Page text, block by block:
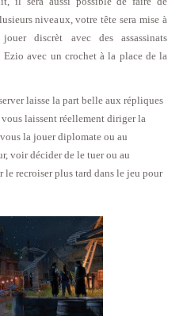
niveaux, votre tête sera mise à
discrèt avec des assassinats
avec un crochet à la place de la
laisse la part belle aux répliques
laissent réellement diriger la
la jouer diplomate ou au
voir décider de le tuer ou au
recroiser plus tard dans le jeu pour